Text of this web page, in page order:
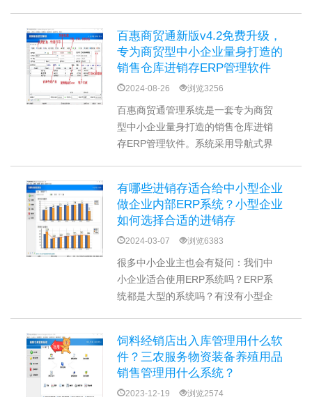
身业务需求提供合适的使用方案，
如：网络版使用方案、物料清单BOM
功能方案等，从而实现管理的信息
化、智能化和系统化。
百惠商贸通新版v4.2免费升级，
专为商贸型中小企业量身打造的
销售仓库进销存ERP管理软件
2024-08-26 浏览3256
百惠商贸通管理系统是一套专为商贸
型中小企业量身打造的销售仓库进销
存ERP管理软件。系统采用导航式界
应付账款、报表分析、用户权限等功
能，还能实现拓展功能物料清单
BOM，辅助企业实现管理的信息化、
智能化和系统化。
有哪些进销存适合给中小型企业
做企业内部ERP系统？小型企业
如何选择合适的进销存
2024-03-07 浏览6383
很多中小企业主也会有疑问：我们中
小企业适合使用ERP系统吗？ERP系
统都是大型的系统吗？有没有小型企
统，小型ERP集商品管理、客户管
理、销售管理、采购管理、库存管
理、报表统计等功能，适合中小型企
饲料经销店出入库管理用什么软
件？三农服务物资装备养殖用品
销售管理用什么系统？
2023-12-19 浏览2574